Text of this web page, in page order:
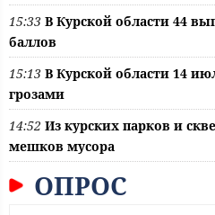
15:33 В Курской области 44
баллов
15:13 В Курской области 14
грозами
14:52 Из курских парков и
мешков мусора
ОПРОС